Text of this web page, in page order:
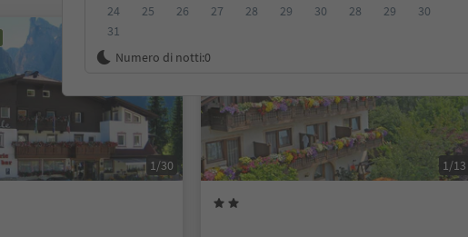
24
25 26 27 28 29
30
31
28
29 30
Numero di notti:0
1/30 1/13